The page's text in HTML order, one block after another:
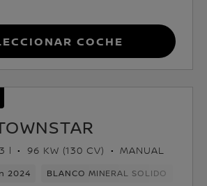
coche
l 96 KW (130 CV) MANUAL
2024 BLANCO MINERAL SOLIDO